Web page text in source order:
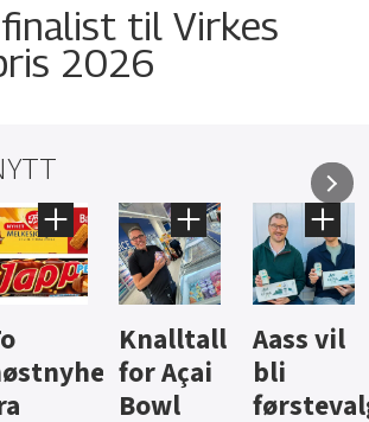
til Virkes
2026
vil
Brus og
jus fra
Berentsen
Hard
iste fra
Hansa